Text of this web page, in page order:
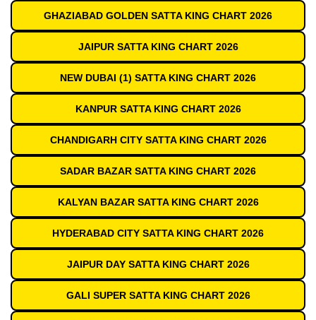
GHAZIABAD GOLDEN SATTA KING CHART 2026
JAIPUR SATTA KING CHART 2026
NEW DUBAI (1) SATTA KING CHART 2026
KANPUR SATTA KING CHART 2026
CHANDIGARH CITY SATTA KING CHART 2026
SADAR BAZAR SATTA KING CHART 2026
KALYAN BAZAR SATTA KING CHART 2026
HYDERABAD CITY SATTA KING CHART 2026
JAIPUR DAY SATTA KING CHART 2026
GALI SUPER SATTA KING CHART 2026